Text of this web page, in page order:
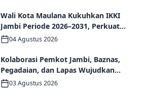
Wali Kota Maulana Kukuhkan IKKI
Jambi Periode 2026–2031, Perkuat
Persaudaraan dan Kolaborasi dalam
04 Agustus 2026
Kolaborasi Pemkot Jambi, Baznas,
Pegadaian, dan Lapas Wujudkan
Rumah Layak Huni bagi Warga Kurang
Mampu
03 Agustus 2026